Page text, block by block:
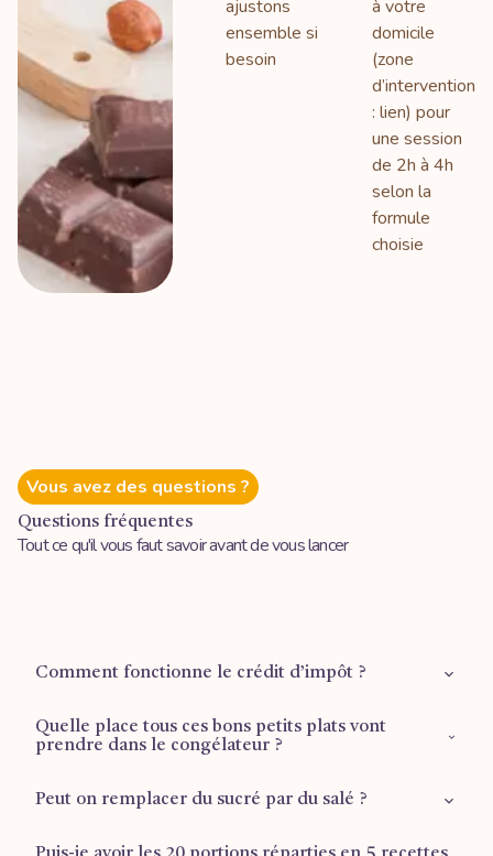
ajustons
ensemble si
besoin
à votre
domicile
(zone
d’intervention
: lien) pour
une session
de 2h à 4h
selon la
formule
choisie
Vous avez des questions ?
Questions fréquentes
Tout ce qu'il vous faut savoir avant de vous lancer
Comment fonctionne le crédit d’impôt ?
Retrouvez plus d'informations sur lapage dédiée
Quelle place tous ces bons petits plats vont
prendre dans le congélateur ?
1 tiroir ½ pour les plus grandes formules (Mois d’or et
Peut on remplacer du sucré par du salé ?